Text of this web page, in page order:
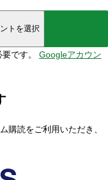
トを選択
です。 Googleアカウン
購読をご利用いただき、